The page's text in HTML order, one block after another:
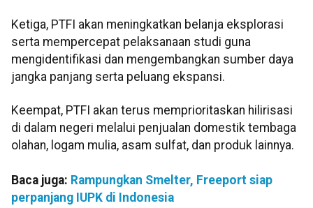
Ketiga, PTFI akan meningkatkan belanja eksplorasi
serta mempercepat pelaksanaan studi guna
mengidentifikasi dan mengembangkan sumber daya
jangka panjang serta peluang ekspansi.
Keempat, PTFI akan terus memprioritaskan hilirisasi
di dalam negeri melalui penjualan domestik tembaga
olahan, logam mulia, asam sulfat, dan produk lainnya.
Baca juga: Rampungkan Smelter, Freeport siap
perpanjang IUPK di Indonesia